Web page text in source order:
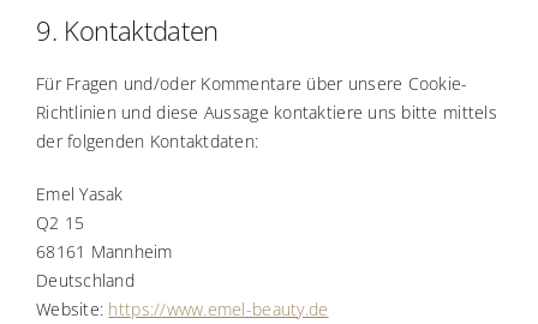
9. Kontaktdaten
Für Fragen und/oder Kommentare über unsere Cookie-
Richtlinien und diese Aussage kontaktiere uns bitte mittels
der folgenden Kontaktdaten:
Emel Yasak
Q2 15
68161 Mannheim
Deutschland
Website: https://www.emel-beauty.de